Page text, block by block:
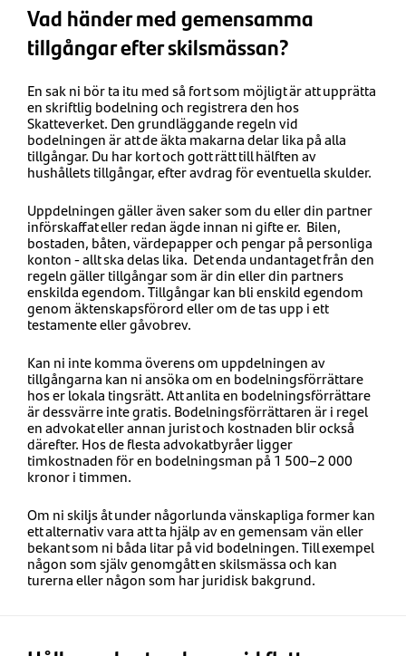
Vad händer med gemensamma
tillgångar efter skilsmässan?
En sak ni bör ta itu med så fort som möjligt är att upprätta
en skriftlig bodelning och registrera den hos
Skatteverket. Den grundläggande regeln vid
bodelningen är att de äkta makarna delar lika på alla
tillgångar. Du har kort och gott rätt till hälften av
hushållets tillgångar, efter avdrag för eventuella skulder.
Uppdelningen gäller även saker som du eller din partner
införskaffat eller redan ägde innan ni gifte er. Bilen,
bostaden, båten, värdepapper och pengar på personliga
konton - allt ska delas lika. Det enda undantaget från den
regeln gäller tillgångar som är din eller din partners
enskilda egendom. Tillgångar kan bli enskild egendom
genom äktenskapsförord eller om de tas upp i ett
testamente eller gåvobrev.
Kan ni inte komma överens om uppdelningen av
tillgångarna kan ni ansöka om en bodelningsförrättare
hos er lokala tingsrätt. Att anlita en bodelningsförrättare
är dessvärre inte gratis. Bodelningsförrättaren är i regel
en advokat eller annan jurist och kostnaden blir också
därefter. Hos de flesta advokatbyråer ligger
timkostnaden för en bodelningsman på 1 500–2 000
kronor i timmen.
Om ni skiljs åt under någorlunda vänskapliga former kan
ett alternativ vara att ta hjälp av en gemensam vän eller
bekant som ni båda litar på vid bodelningen. Till exempel
någon som själv genomgått en skilsmässa och kan
turerna eller någon som har juridisk bakgrund.